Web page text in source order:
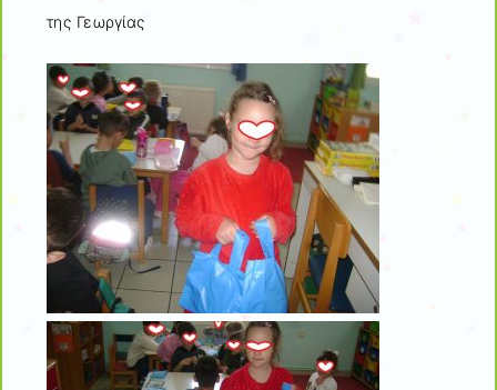
της Γεωργίας